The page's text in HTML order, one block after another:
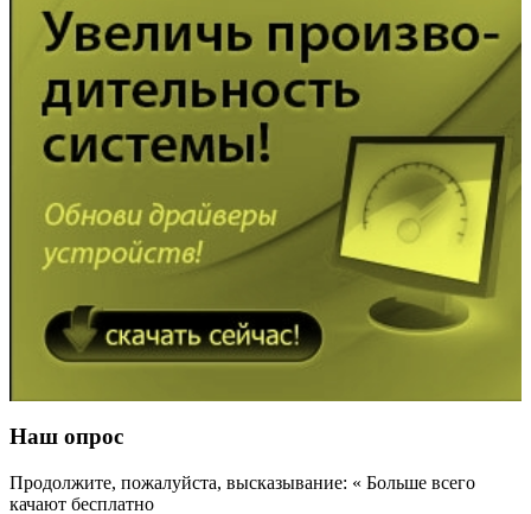
Наш опрос
Продолжите, пожалуйста, высказывание: « Больше всего
качают бесплатно